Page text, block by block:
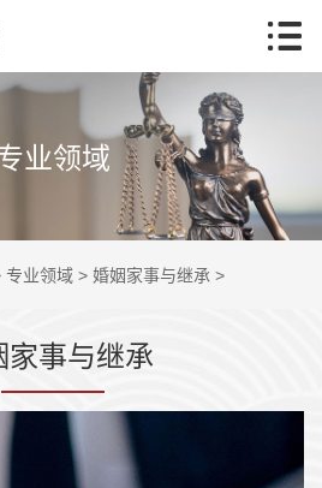
业领域
专业领域 > 婚姻家事与继承 >
家事与继承